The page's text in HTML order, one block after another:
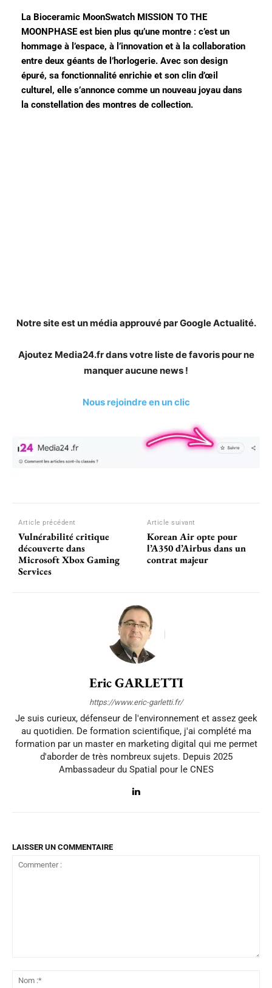
La Bioceramic MoonSwatch MISSION TO THE
MOONPHASE est bien plus qu’une montre : c’est un
hommage à l’espace, à l’innovation et à la collaboration
entre deux géants de l’horlogerie. Avec son design
épuré, sa fonctionnalité enrichie et son clin d’œil
culturel, elle s’annonce comme un nouveau joyau dans
la constellation des montres de collection.
Notre site est un média approuvé par Google Actualité.
Ajoutez Media24.fr dans votre liste de favoris pour ne
manquer aucune news !
Nous rejoindre en un clic
Article précédent
Vulnérabilité critique
découverte dans
Microsoft Xbox Gaming
Services
Article suivant
Korean Air opte pour
l’A350 d’Airbus dans un
contrat majeur
Eric GARLETTI
https://www.eric-garletti.fr/
Je suis curieux, défenseur de l'environnement et assez geek
au quotidien. De formation scientifique, j'ai complété ma
formation par un master en marketing digital qui me permet
d'aborder de très nombreux sujets. Depuis 2025
Ambassadeur du Spatial pour le CNES
LAISSER UN COMMENTAIRE